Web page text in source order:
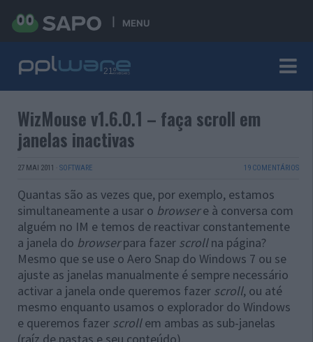
MENU
WizMouse v1.6.0.1 – faça scroll em
janelas inactivas
27 MAI 2011 · SOFTWARE 19 COMENTÁRIOS
Quantas são as vezes que, por exemplo, estamos
simultaneamente a usar o browsere à conversa com
alguém no IM e temos de reactivar constantemente
a janela do browserpara fazer scrollna página?
Mesmo que se use o Aero Snap do Windows 7 ou se
ajuste as janelas manualmente é sempre necessário
activar a janela onde queremos fazer scroll, ou até
mesmo enquanto usamos o explorador do Windows
e queremos fazer scrollem ambas as sub-janelas